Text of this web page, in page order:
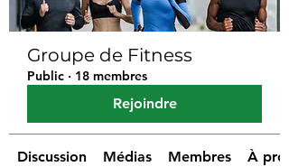
Groupe de Fitness
Public · 18 membres
Rejoindre
Discussion Médias Membres À